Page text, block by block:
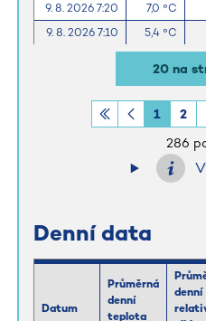
9. 8. 2026 7:20
7,0 °C
9. 8. 2026 7:10
5,4 °C
9. 8. 2026 6:40
1,9 °C
9. 8. 2026 6:30
1,1 °C
20 na
286
1 2
Denní data
Datum
Průměrná
denní
teplota
denní